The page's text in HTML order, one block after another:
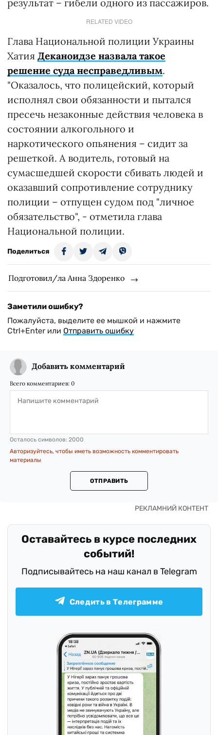
результат – гибели одного из пассажиров.
RELATED VIDEO
Глава Национальной полиции Украины
Хатия Деканоидзе назвала такое
решение суда несправедливым.
"Оказалось, что полицейский, который
исполнял свои обязанности и пытался
пресечь незаконные действия человека в
состоянии алкогольного и
наркотического опьянения – сидит за
решеткой. А водитель, готовый на
сумасшедшей скорости сбивать людей и
оказавший сопротивление сотруднику
полиции – отпущен судом под "личное
обязательство", - отметила глава
Национальной полиции.
Поделиться
Подготовил/ла Анна Здоренко
Заметили ошибку?
Пожалуйста, выделите ее мышкой и нажмите
Ctrl+Enter или Отправить ошибку
Добавить комментарий
Всего комментариев: 0
Осталось символов: 2000
Авторизуйтесь, чтобы иметь возможность комментировать
материалы
ОТПРАВИТЬ
Оставайтесь в курсе последних
событий!
Подписывайтесь на наш канал в Telegram
Следить в Телеграмме